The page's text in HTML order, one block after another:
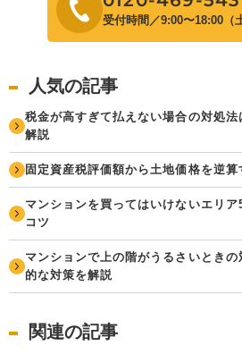
受付時間／9:00〜18:00（
人気の記事
税金が高すぎて払えない場合の対処
解説
固定資産税評価額から土地価格を逆算
マンションを買ってはいけないエリ
コツ
マンションで上の階がうるさいとき
的な対策を解説
関連の記事